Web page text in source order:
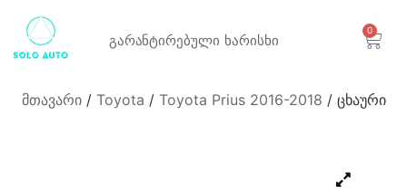
გარანტირებული ხარისხი
0
მთავარი/ Toyota / Toyota Prius 2016-2018 / ცხაური